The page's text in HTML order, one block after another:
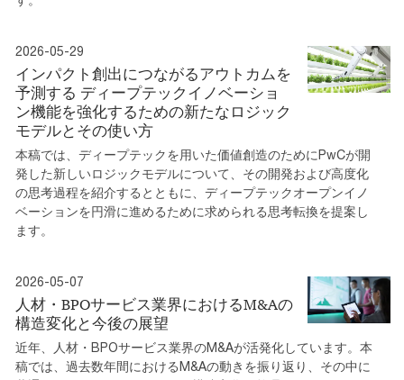
2026-05-29
インパクト創出につながるアウトカムを
予測する ディープテックイノベーショ
ン機能を強化するための新たなロジック
モデルとその使い方
本稿では、ディープテックを用いた価値創造のためにPwCが開
発した新しいロジックモデルについて、その開発および高度化
の思考過程を紹介するとともに、ディープテックオープンイノ
ベーションを円滑に進めるために求められる思考転換を提案し
ます。
2026-05-07
人材・BPOサービス業界におけるM&Aの
構造変化と今後の展望
近年、人材・BPOサービス業界のM&Aが活発化しています。本
稿では、過去数年間におけるM&Aの動きを振り返り、その中に